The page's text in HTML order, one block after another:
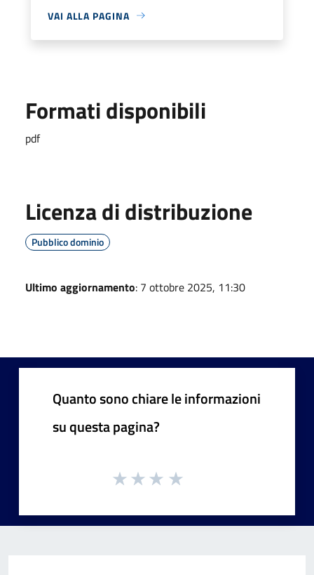
VAI ALLA PAGINA
Formati disponibili
pdf
Licenza di distribuzione
Pubblico dominio
Ultimo aggiornamento: 7 ottobre 2025, 11:30
Quanto sono chiare le informazioni
su questa pagina?